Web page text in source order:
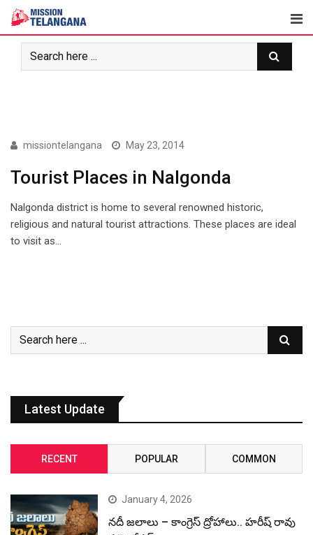
Skip
content
NALGONDA
missiontelangana May 23, 2014
Tourist Places in Nalgonda
Nalgonda district is home to several renowned historic,
religious and natural tourist attractions. These places are ideal
to visit as…
Latest Update
RECENT POPULAR COMMON
January 4, 2026
నదీ జలాలు – కాంగ్రెస్ ద్రోహాలు.. హరీష్ రావు